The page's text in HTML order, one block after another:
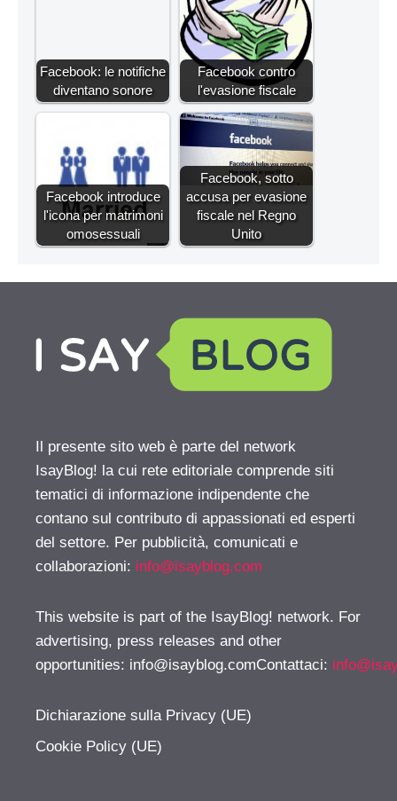
Facebook: le notifiche
diventano sonore
Facebook contro
l'evasione fiscale
Facebook introduce
l'icona per matrimoni
omosessuali
Facebook, sotto
accusa per evasione
fiscale nel Regno
Unito
Il presente sito web è parte del network
IsayBlog! la cui rete editoriale comprende siti
tematici di informazione indipendente che
contano sul contributo di appassionati ed esperti
del settore. Per pubblicità, comunicati e
collaborazioni: info@isayblog.com
This website is part of the IsayBlog! network. For
advertising, press releases and other
opportunities: info@isayblog.comContattaci:
Dichiarazione sulla Privacy (UE)
Cookie Policy (UE)